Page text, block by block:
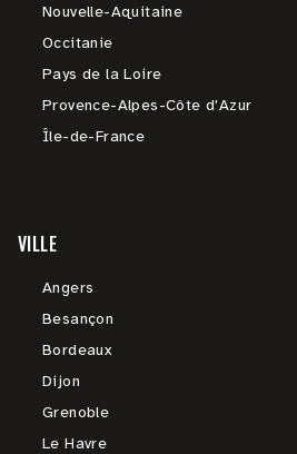
Nouvelle-Aquitaine
Occitanie
Pays de la Loire
Provence-Alpes-Côte d'Azur
Île-de-France
VILLE
Angers
Besançon
Bordeaux
Dijon
Grenoble
Le Havre